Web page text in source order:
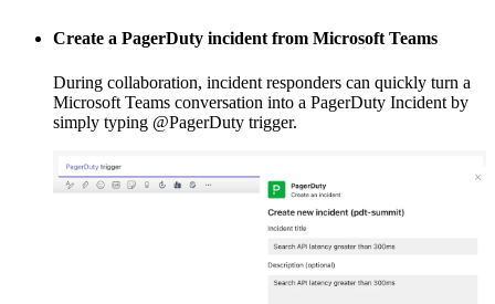
Create a PagerDuty incident from Microsoft Teams
During collaboration, incident responders can quickly turn a
Microsoft Teams conversation into a PagerDuty Incident by
simply typing @PagerDuty trigger.